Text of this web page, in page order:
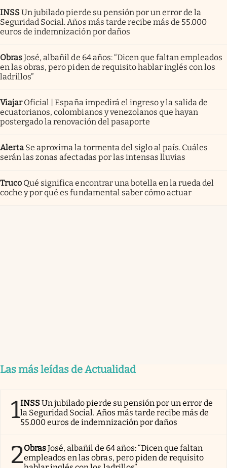
INSSUn jubilado pierde su pensión por un error de la
Seguridad Social. Años más tarde recibe más de 55.000
euros de indemnización por daños
ObrasJosé, albañil de 64 años: “Dicen que faltan empleados
en las obras, pero piden de requisito hablar inglés con los
ladrillos”
Viajar Oficial | España impedirá el ingreso y la salida de
ecuatorianos, colombianos y venezolanos que hayan
postergado la renovación del pasaporte
Alerta Se aproxima la tormenta del siglo al país. Cuáles
serán las zonas afectadas por las intensas lluvias
Truco Qué significa encontrar una botella en la rueda del
coche y por qué es fundamental saber cómo actuar
Las más leídas de Actualidad
1INSSUn jubilado pierde su pensión por un error de
la Seguridad Social. Años más tarde recibe más de
55.000 euros de indemnización por daños
2ObrasJosé, albañil de 64 años: “Dicen que faltan
empleados en las obras, pero piden de requisito